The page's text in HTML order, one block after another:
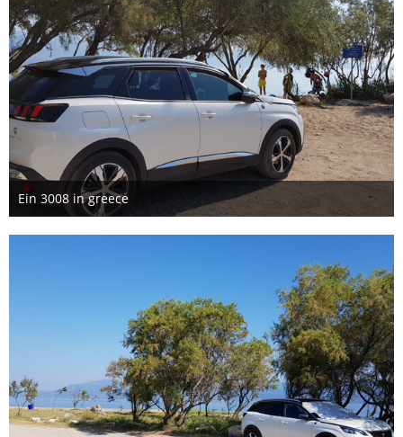
Ein 3008 in greece
15. August 2019
1